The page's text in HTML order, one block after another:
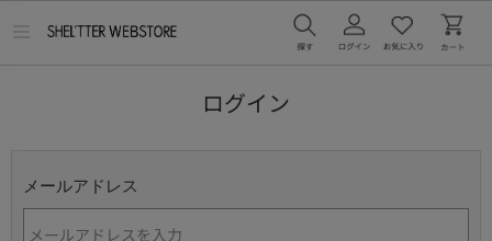
ログイン
メールアドレス